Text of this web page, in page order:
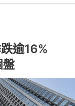
跌逾16%
盤